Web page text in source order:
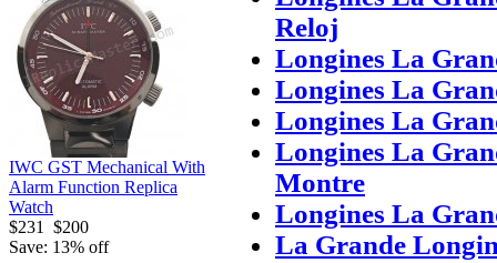
IWC GST Mechanical With
Alarm Function Replica
Watch
$231
$200
Save: 13% off
Reloj
Longines La
Longines La
Longines La
Longines La
Montre
Longines La
La Grande